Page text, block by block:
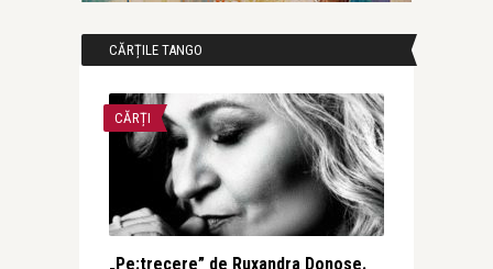
CĂRȚILE TANGO
CĂRȚI
„Pe:trecere” de Ruxandra Donose.